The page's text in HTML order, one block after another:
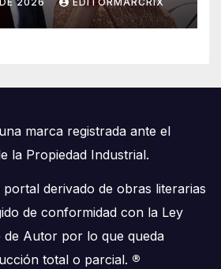
marca registrada ante el
la Propiedad Industrial.
portal derivado de obras literarias
de conformidad con la Ley
de Autor por lo que queda
total o parcial. ®